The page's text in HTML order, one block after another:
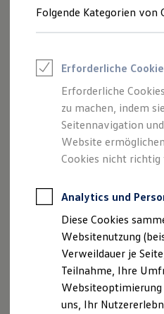
Junge
Saisonangebote
Leasing
Leasing-
Junge
Elektroauto
Kleinwagen-
Leasing ohne
Autokredit mit
Versicherungen und
Kfz-
Garantien
Wartungsverträge
Geschäftskunden
Professional
Großkunden
Behörden
Aktuelle
Folgende Kategorien von
Erforderliche
Erforderliche
zu machen, indem
Seitennavigation
Website
Cookies nicht
Analytics und
Diese Cookies
Websitenutzung
Verweildauer je
Teilnahme, Ihre
uns, Ihr